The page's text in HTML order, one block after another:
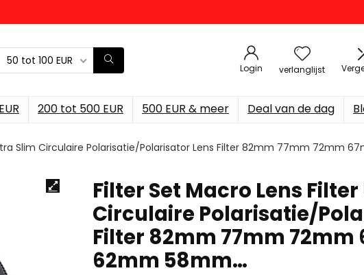
50 tot 100 EUR
Login verlanglijst
200 tot 500 EUR 500 EUR & meer Deal van de dag
Slim Circulaire Polarisatie/Polarisator Lens Filter 82mm 77mm 72mm
Filter Set Macro Lens
Circulaire Polarisatie/
Filter 82mm 77mm 72mm
62mm 58mm…